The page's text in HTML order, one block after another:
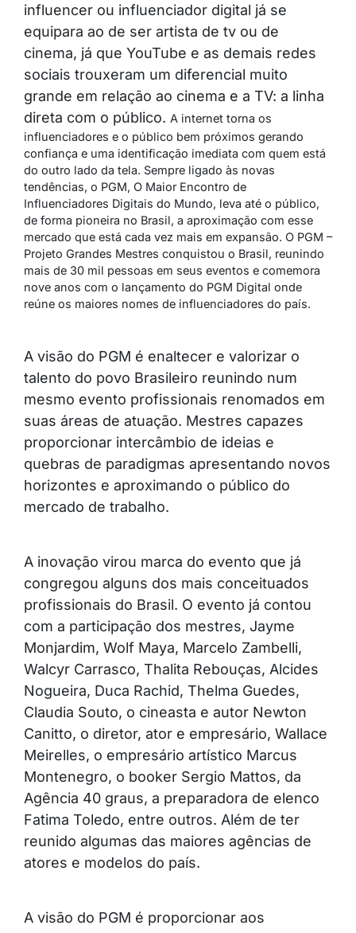
influencer ou influenciador digital já se
equipara ao de ser artista de tv ou de
cinema, já que YouTube e as demais redes
sociais trouxeram um diferencial muito
grande em relação ao cinema e a TV: a linha
direta com o público. A internet torna os
influenciadores e o público bem próximos gerando
confiança e uma identificação imediata com quem está
do outro lado da tela. Sempre ligado às novas
tendências, o PGM, O Maior Encontro de
Influenciadores Digitais do Mundo, leva até o público,
de forma pioneira no Brasil, a aproximação com esse
mercado que está cada vez mais em expansão. O PGM –
Projeto Grandes Mestres conquistou o Brasil, reunindo
mais de 30 mil pessoas em seus eventos e comemora
nove anos com o lançamento do PGM Digital onde
reúne os maiores nomes de influenciadores do país.
A visão do PGM é enaltecer e valorizar o
talento do povo Brasileiro reunindo num
mesmo evento profissionais renomados em
suas áreas de atuação. Mestres capazes
proporcionar intercâmbio de ideias e
quebras de paradigmas apresentando novos
horizontes e aproximando o público do
mercado de trabalho.
A inovação virou marca do evento que já
congregou alguns dos mais conceituados
profissionais do Brasil. O evento já contou
com a participação dos mestres, Jayme
Monjardim, Wolf Maya, Marcelo Zambelli,
Walcyr Carrasco, Thalita Rebouças, Alcides
Nogueira, Duca Rachid, Thelma Guedes,
Claudia Souto, o cineasta e autor Newton
Canitto, o diretor, ator e empresário, Wallace
Meirelles, o empresário artístico Marcus
Montenegro, o booker Sergio Mattos, da
Agência 40 graus, a preparadora de elenco
Fatima Toledo, entre outros. Além de ter
reunido algumas das maiores agências de
atores e modelos do país.
A visão do PGM é proporcionar aos